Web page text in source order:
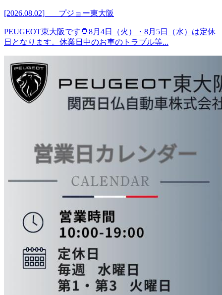
[2026.08.02] プジョー東大阪
PEUGEOT東大阪です🌻8月4日（火）・8月5日（水）は定休
日となります。休業日中のお車のトラブル等...